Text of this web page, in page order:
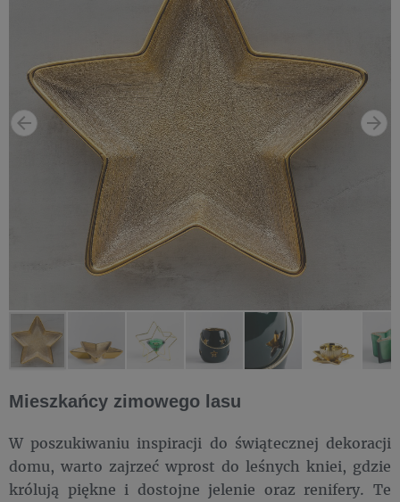
Mieszkańcy zimowego lasu
W poszukiwaniu inspiracji do świątecznej dekoracji
domu, warto zajrzeć wprost do leśnych kniei, gdzie
królują piękne i dostojne jelenie oraz renifery. Te